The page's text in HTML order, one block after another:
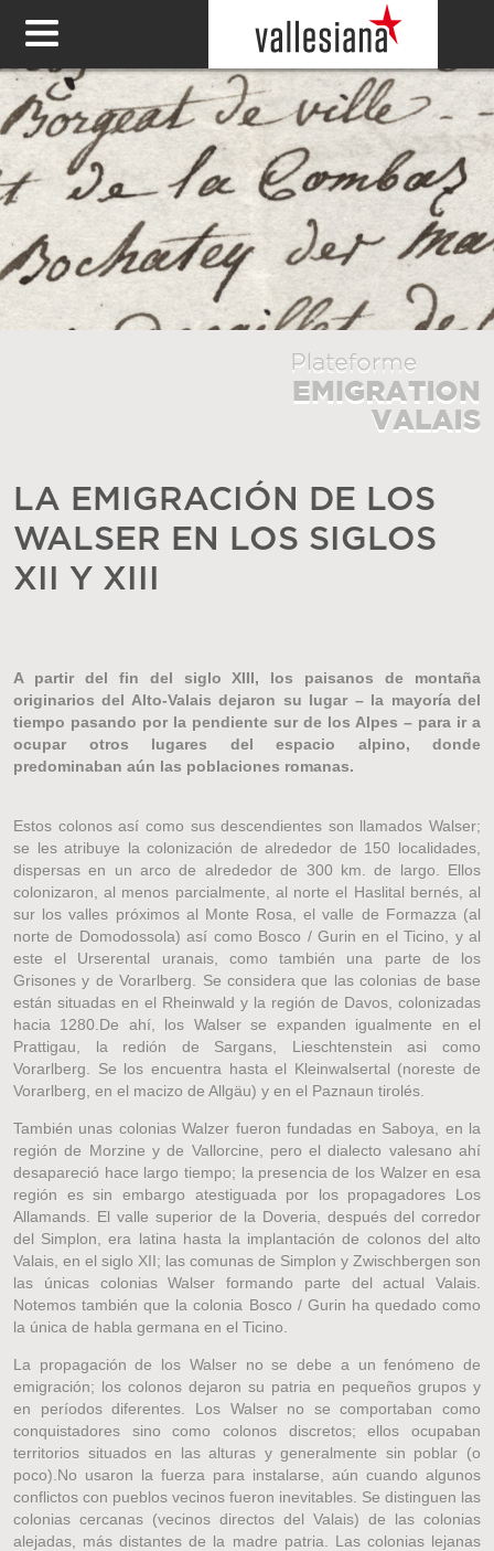
LA EMIGRACIÓN DE LOS
WALSER EN LOS SIGLOS
XII Y XIII
A partir del fin del siglo XIII, los paisanos de montaña
originarios del Alto-Valais dejaron su lugar – la mayoría del
tiempo pasando por la pendiente sur de los Alpes – para ir a
ocupar otros lugares del espacio alpino, donde
predominaban aún las poblaciones romanas.
Estos colonos así como sus descendientes son llamados Walser;
se les atribuye la colonización de alrededor de 150 localidades,
dispersas en un arco de alrededor de 300 km. de largo. Ellos
colonizaron, al menos parcialmente, al norte el Haslital bernés, al
sur los valles próximos al Monte Rosa, el valle de Formazza (al
norte de Domodossola) así como Bosco / Gurin en el Ticino, y al
este el Urserental uranais, como también una parte de los
Grisones y de Vorarlberg. Se considera que las colonias de base
están situadas en el Rheinwald y la región de Davos, colonizadas
hacia 1280.De ahí, los Walser se expanden igualmente en el
Prattigau, la redión de Sargans, Lieschtenstein asi como
Vorarlberg. Se los encuentra hasta el Kleinwalsertal (noreste de
Vorarlberg, en el macizo de Allgäu) y en el Paznaun tirolés.
También unas colonias Walzer fueron fundadas en Saboya, en la
región de Morzine y de Vallorcine, pero el dialecto valesano ahí
desapareció hace largo tiempo; la presencia de los Walzer en esa
región es sin embargo atestiguada por los propagadores Los
Allamands. El valle superior de la Doveria, después del corredor
del Simplon, era latina hasta la implantación de colonos del alto
Valais, en el siglo XII; las comunas de Simplon y Zwischbergen son
las únicas colonias Walser formando parte del actual Valais.
Notemos también que la colonia Bosco / Gurin ha quedado como
la única de habla germana en el Ticino.
La propagación de los Walser no se debe a un fenómeno de
emigración; los colonos dejaron su patria en pequeños grupos y
en períodos diferentes. Los Walser no se comportaban como
conquistadores sino como colonos discretos; ellos ocupaban
territorios situados en las alturas y generalmente sin poblar (o
poco).No usaron la fuerza para instalarse, aún cuando algunos
conflictos con pueblos vecinos fueron inevitables. Se distinguen las
colonias cercanas (vecinos directos del Valais) de las colonias
alejadas, más distantes de la madre patria. Las colonias lejanas